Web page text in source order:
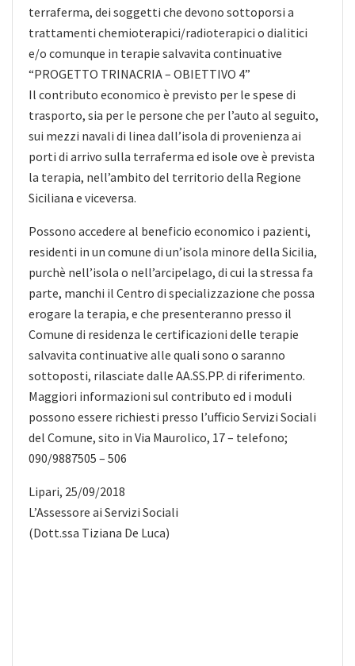
terraferma, dei soggetti che devono sottoporsi a
trattamenti chemioterapici/radioterapici o dialitici
e/o comunque in terapie salvavita continuative
“PROGETTO TRINACRIA – OBIETTIVO 4”
Il contributo economico è previsto per le spese di
trasporto, sia per le persone che per l’auto al seguito,
sui mezzi navali di linea dall’isola di provenienza ai
porti di arrivo sulla terraferma ed isole ove è prevista
la terapia, nell’ambito del territorio della Regione
Siciliana e viceversa.
Possono accedere al beneficio economico i pazienti,
residenti in un comune di un’isola minore della Sicilia,
purchè nell’isola o nell’arcipelago, di cui la stressa fa
parte, manchi il Centro di specializzazione che possa
erogare la terapia, e che presenteranno presso il
Comune di residenza le certificazioni delle terapie
salvavita continuative alle quali sono o saranno
sottoposti, rilasciate dalle AA.SS.PP. di riferimento.
Maggiori informazioni sul contributo ed i moduli
possono essere richiesti presso l’ufficio Servizi Sociali
del Comune, sito in Via Maurolico, 17 – telefono;
090/9887505 – 506
Lipari, 25/09/2018
L’Assessore ai Servizi Sociali
(Dott.ssa Tiziana De Luca)